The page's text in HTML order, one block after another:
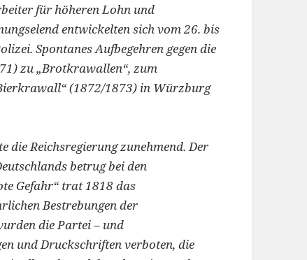
für höheren Lohn und
entwickelten sich vom 26. bis
Spontanes Aufbegehren gegen die
zu „Brotkrawallen“, zum
(1872/1873) in Würzburg
die Reichsregierung zunehmend. Der
betrug bei den
Gefahr“ trat 1818 das
Bestrebungen der
die Partei – und
und Druckschriften verboten, die